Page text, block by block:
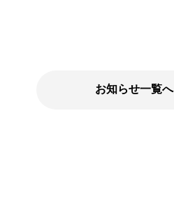
お知らせ一覧へ